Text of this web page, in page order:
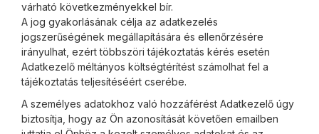
várható következményekkel bír.
A jog gyakorlásának célja az adatkezelés
jogszerűségének megállapítására és ellenőrzésére
irányulhat, ezért többszöri tájékoztatás kérés esetén
Adatkezelő méltányos költségtérítést számolhat fel a
tájékoztatás teljesítéséért cserébe.
A személyes adatokhoz való hozzáférést Adatkezelő úgy
biztosítja, hogy az Ön azonosítását követően emailben